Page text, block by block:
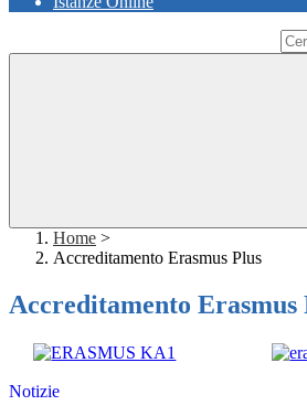
Home >
Accreditamento Erasmus Plus
Accreditamento Erasmus
Notizie